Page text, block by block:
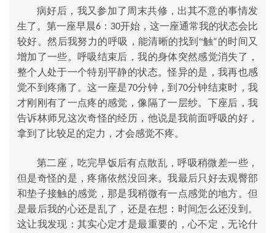
病好后，我又参加了周末共修，出其不意的事情发
生了。第一座早晨6 ： 30开始，这一座通常我的状态会比
较好。然后我努力的呼吸，能清晰的找到“触“的时间又
增加了一些。呼吸结束后，我的身体突然感觉消失了，
整个人处于一个特别平静的状态。怪异的是，我再也感
觉不到疼痛了。这一座是 70分钟，到 70分钟结束时，我
才刚刚有了一点疼的感觉，像隔了一层纱。下座后，我
告诉林师兄这次奇怪的经历，他说是我前面呼吸的好，
拿到了比较足的定力，才会感觉不疼。
第二座，吃完早饭后有点散乱，呼吸稍微差一些，
但是奇怪的是，疼痛依然没回来。我最后只好去观臀部
和垫子接触的感觉，那是我稍微有一点感觉的地方。但
是最后我的心还是乱了，还是在想：时间怎么还没到。
这让我发现：其实心定才是最重要的，心不定，无论什